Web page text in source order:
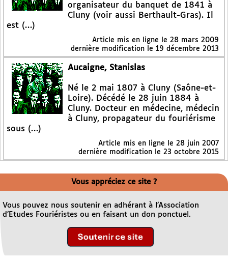
organisateur du banquet de 1841 à
Cluny (voir aussi Berthault-Gras). Il
est (…)
Article mis en ligne le 28 mars 2009
dernière modification le 19 décembre 2013
Aucaigne, Stanislas
Né le 2 mai 1807 à Cluny (Saône-et-
Loire). Décédé le 28 juin 1884 à
Cluny. Docteur en médecine, médecin
à Cluny, propagateur du fouriérisme
sous (…)
Article mis en ligne le 28 juin 2007
dernière modification le 23 octobre 2015
Vous appréciez ce site ?
Vous pouvez nous soutenir en adhérant à l’Association
d’Etudes Fouriéristes ou en faisant un don ponctuel.